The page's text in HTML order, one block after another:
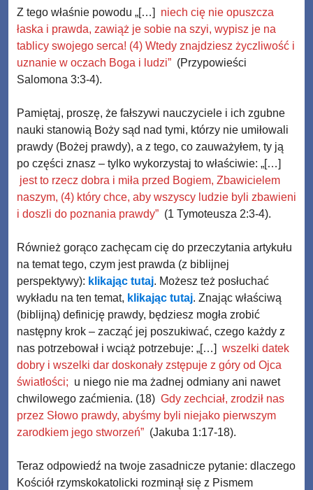
Z tego właśnie powodu „[…]
niech cię nie opuszcza
łaska i prawda, zawiąż je sobie na szyi, wypisz je na
tablicy swojego serca! (4) Wtedy znajdziesz życzliwość i
uznanie w oczach Boga i ludzi” (Przypowieści
Salomona 3:3-4).
Pamiętaj, proszę, że fałszywi nauczyciele i ich zgubne
nauki stanowią Boży sąd nad tymi, którzy nie umiłowali
prawdy (Bożej prawdy), a z tego, co zauważyłem, ty ją
po części znasz – tylko wykorzystaj to właściwie: „[…]
jest to rzecz dobra i miła przed Bogiem, Zbawicielem
naszym, (4) który chce, aby wszyscy ludzie byli zbawieni
i doszli do poznania prawdy” (1 Tymoteusza 2:3-4).
Również gorąco zachęcam cię do przeczytania artykułu
na temat tego, czym jest prawda (z biblijnej
perspektywy): klikając tutaj. Możesz też posłuchać
wykładu na ten temat, klikając tutaj. Znając właściwą
(biblijną) definicję prawdy, będziesz mogła zrobić
następny krok – zacząć jej poszukiwać, czego każdy z
nas potrzebował i wciąż potrzebuje: „[…]
wszelki datek
dobry i wszelki dar doskonały zstępuje z góry od Ojca
światłości; u niego nie ma żadnej odmiany ani nawet
chwilowego zaćmienia. (18) Gdy zechciał, zrodził nas
przez Słowo prawdy, abyśmy byli niejako pierwszym
zarodkiem jego stworzeń” (Jakuba 1:17-18).
Teraz odpowiedź na twoje zasadnicze pytanie: dlaczego
Kościół rzymskokatolicki rozminął się z Pismem